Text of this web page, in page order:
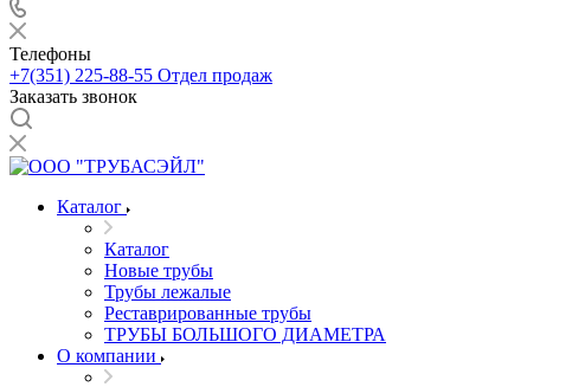
Телефоны
+7(351) 225-88-55 Отдел продаж
Заказать звонок
Каталог
Каталог
Новые трубы
Трубы лежалые
Реставрированные трубы
ТРУБЫ БОЛЬШОГО ДИАМЕТРА
О компании